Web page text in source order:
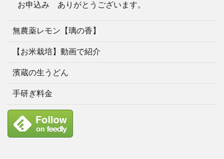
お申込み ありがとうございます。
無農薬レモン【璃の香】
【お米栽培】動画で紹介
濱蔵の生うどん
手研ぎ料金